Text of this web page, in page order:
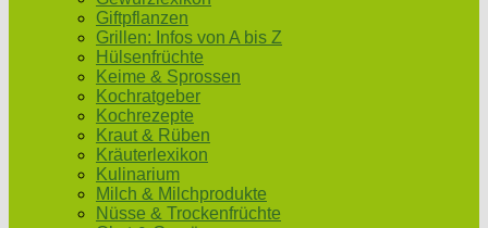
Giftpflanzen
Grillen: Infos von A bis Z
Hülsenfrüchte
Keime & Sprossen
Kochratgeber
Kochrezepte
Kraut & Rüben
Kräuterlexikon
Kulinarium
Milch & Milchprodukte
Nüsse & Trockenfrüchte